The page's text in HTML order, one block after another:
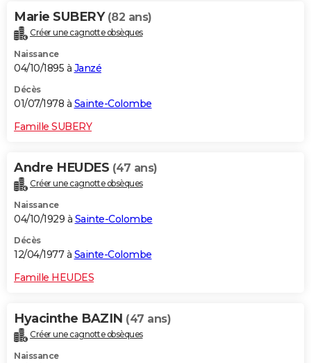
Marie SUBERY (82 ans)
Créer une cagnotte obsèques
Naissance
04/10/1895 à Janzé
Décès
01/07/1978 à Sainte-Colombe
Famille SUBERY
Andre HEUDES (47 ans)
Créer une cagnotte obsèques
Naissance
04/10/1929 à Sainte-Colombe
Décès
12/04/1977 à Sainte-Colombe
Famille HEUDES
Hyacinthe BAZIN (47 ans)
Créer une cagnotte obsèques
Naissance